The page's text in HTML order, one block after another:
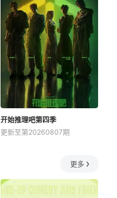
开始推理吧第四季
更新至第20260807期
更多